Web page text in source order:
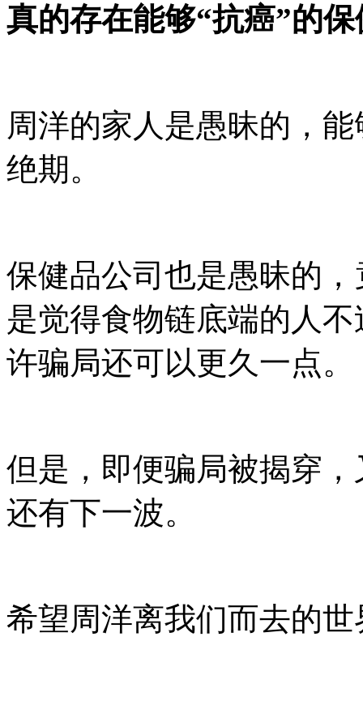
真的存在能够“抗癌”的
周洋的家人是愚昧的，
绝期。
保健品公司也是愚昧的
是觉得食物链底端的人
许骗局还可以更久一点。
但是，即便骗局被揭穿
还有下一波。
希望周洋离我们而去的